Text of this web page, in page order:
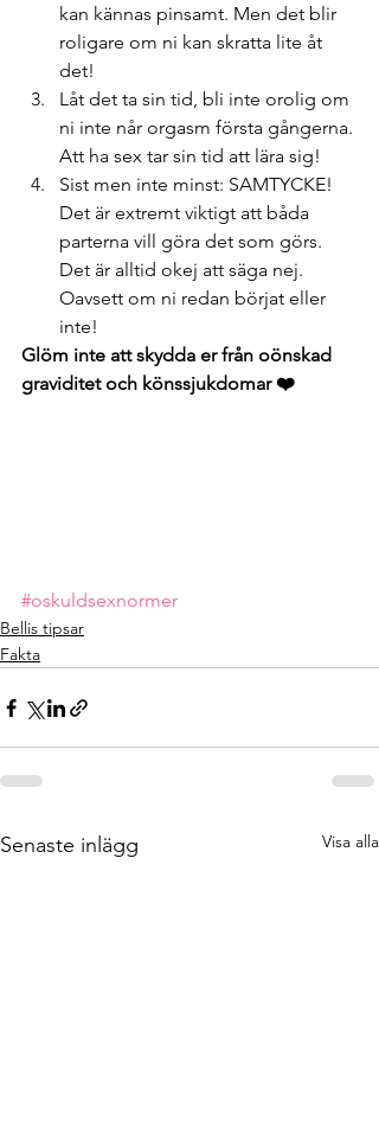
kan kännas pinsamt. Men det blir
roligare om ni kan skratta lite åt
det!
Låt det ta sin tid, bli inte orolig om
ni inte når orgasm första gångerna.
Att ha sex tar sin tid att lära sig!
Sist men inte minst: SAMTYCKE!
Det är extremt viktigt att båda
parterna vill göra det som görs.
Det är alltid okej att säga nej.
Oavsett om ni redan börjat eller
inte!
Glöm inte att skydda er från oönskad
graviditet och könssjukdomar ❤️
#oskuldsexnormer
Bellis tipsar
Fakta
Senaste inlägg Visa alla